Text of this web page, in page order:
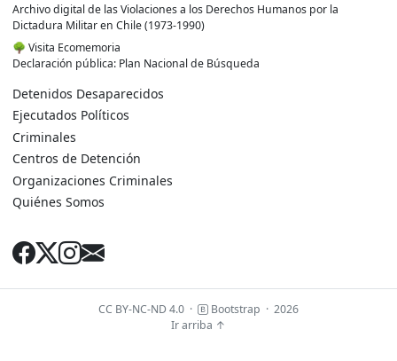
Archivo digital de las Violaciones a los Derechos Humanos por la
Dictadura Militar en Chile (1973-1990)
🌳 Visita Ecomemoria
Declaración pública: Plan Nacional de Búsqueda
Detenidos Desaparecidos
Ejecutados Políticos
Criminales
Centros de Detención
Organizaciones Criminales
Quiénes Somos
CC BY-NC-ND 4.0 · Bootstrap · 2026
Ir arriba ↑